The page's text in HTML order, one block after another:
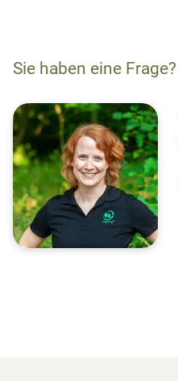
Sie haben eine Frage?